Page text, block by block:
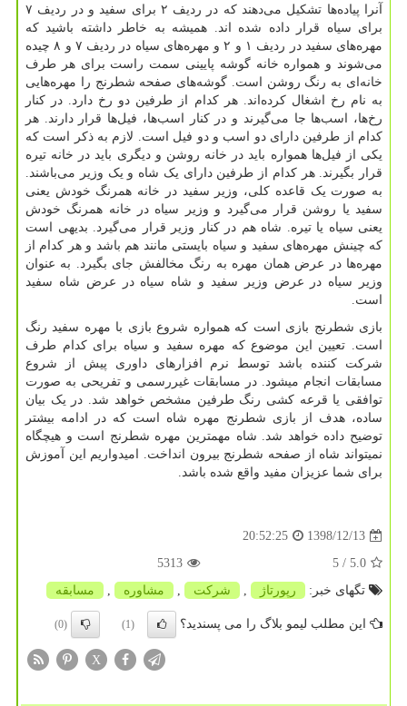
آنرا پیاده‌ها تشکیل می‌دهند که در ردیف ۲ برای سفید و در ردیف ۷
برای سیاه قرار داده شده اند. همیشه به خاطر داشته باشید که
مهره‌های سفید در ردیف ۱ و ۲ و مهره‌های سیاه در ردیف ۷ و ۸ چیده
می‌شوند و همواره خانه گوشه پایینی سمت راست برای هر طرف
خانه‌ای به رنگ روشن است. گوشه‌های صفحه شطرنج را مهره‌هایی
به نام رخ اشغال کرده‌اند. هر کدام از طرفین دو رخ دارد. در کنار
رخ‌ها، اسب‌ها جا می‌گیرند و در کنار اسب‌ها، فیل‌ها قرار دارند. هر
کدام از طرفین دارای دو اسب و دو فیل است. لازم به ذکر است که
یکی از فیل‌ها همواره باید در خانه روشن و دیگری باید در خانه تیره
قرار بگیرند. هر کدام از طرفین دارای یک شاه و یک وزیر می‌باشند.
به صورت یک قاعده کلی، وزیر سفید در خانه همرنگ خودش یعنی
سفید یا روشن قرار می‌گیرد و وزیر سیاه در خانه همرنگ خودش
یعنی سیاه یا تیره. شاه هم در کنار وزیر قرار می‌گیرد. بدیهی است
که چینش مهره‌های سفید و سیاه بایستی مانند هم باشد و هر کدام از
مهره‌ها در عرض همان مهره به رنگ مخالفش جای بگیرد. به عنوان
وزیر سیاه در عرض وزیر سفید و شاه سیاه در عرض شاه سفید
است.
بازی شطرنج بازی است که همواره شروع بازی با مهره سفید رنگ
است. تعیین این موضوع که مهره سفید و سیاه برای کدام طرف
شرکت کننده باشد توسط نرم افزارهای داوری پیش از شروع
مسابقات انجام میشود. در مسابقات غیررسمی و تفریحی به صورت
توافقی یا قرعه کشی رنگ طرفین مشخص خواهد شد. در یک بیان
ساده، هدف از بازی شطرنج مهره شاه است که در ادامه بیشتر
توضیح داده خواهد شد. شاه مهمترین مهره شطرنج است و هیچگاه
نمیتواند شاه از صفحه شطرنج بیرون انداخت. امیدواریم این آموزش
برای شما عزیزان مفید واقع شده باشد.
1398/12/13
20:52:25
5.0
/ 5
5313
تگهای خبر:
رپورتاژ , شركت , مشاوره , مسابقه
این مطلب لیمو بلاگ را می پسندید؟ (1)
(0)
X